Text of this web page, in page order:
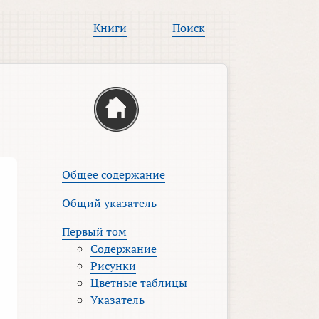
Книги Поиск
Общее содержание
Общий указатель
Первый том
Содержание
Рисунки
Цветные таблицы
Указатель